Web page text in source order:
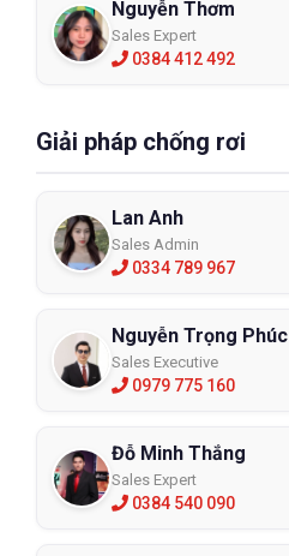
Nguyễn Thơm
Sales Expert
0384 412 492
Giải pháp chống rơi
Lan Anh
Sales Admin
0334 789 967
Nguyễn Trọng Phúc
Sales Executive
0979 775 160
Đỗ Minh Thắng
Sales Expert
0384 540 090